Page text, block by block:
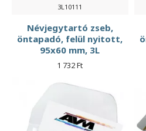
3L10111
Névjegytartó zseb,
öntapadó, felül nyitott,
95x60 mm, 3L
1 732 Ft